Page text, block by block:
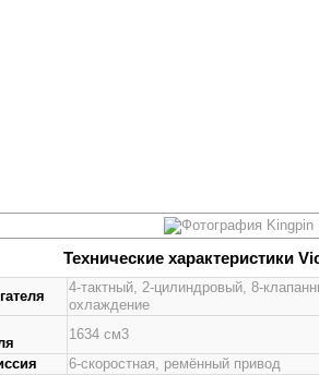
Технические характеристики
4-тактный, 2-цилиндровый, 8-
охлаждение
1634 см3
6-скоростная, ремённый привод